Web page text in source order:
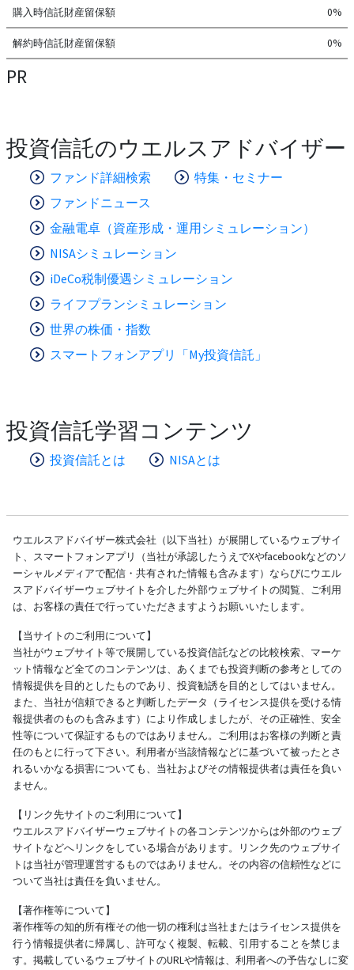
購入時信託財産留保額 0%
解約時信託財産留保額 0%
PR
投資信託のウエルスアドバイザー
ファンド詳細検索
特集・セミナー
ファンドニュース
金融電卓（資産形成・運用シミュレーション）
NISAシミュレーション
iDeCo税制優遇シミュレーション
ライフプランシミュレーション
世界の株価・指数
スマートフォンアプリ「My投資信託」
投資信託学習コンテンツ
投資信託とは NISAとは
ウエルスアドバイザー株式会社（以下当社）が展開しているウェブサイ
ト、スマートフォンアプリ（当社が承認したうえでXやfacebookなどのソ
ーシャルメディアで配信・共有された情報も含みます）ならびにウエル
スアドバイザーウェブサイトを介した外部ウェブサイトの閲覧、ご利用
は、お客様の責任で行っていただきますようお願いいたします。
【当サイトのご利用について】
当社がウェブサイト等で展開している投資信託などの比較検索、マーケ
ット情報など全てのコンテンツは、あくまでも投資判断の参考としての
情報提供を目的としたものであり、投資勧誘を目的としてはいません。
また、当社が信頼できると判断したデータ（ライセンス提供を受ける情
報提供者のものも含みます）により作成しましたが、その正確性、安全
性等について保証するものではありません。ご利用はお客様の判断と責
任のもとに行って下さい。利用者が当該情報などに基づいて被ったとさ
れるいかなる損害についても、当社およびその情報提供者は責任を負い
ません。
【リンク先サイトのご利用について】
ウエルスアドバイザーウェブサイトの各コンテンツからは外部のウェブ
サイトなどへリンクをしている場合があります。リンク先のウェブサイ
トは当社が管理運営するものではありません。その内容の信頼性などに
ついて当社は責任を負いません。
【著作権等について】
著作権等の知的所有権その他一切の権利は当社またはライセンス提供を
行う情報提供者に帰属し、許可なく複製、転載、引用することを禁じま
す。掲載しているウェブサイトのURLや情報は、利用者への予告なしに変